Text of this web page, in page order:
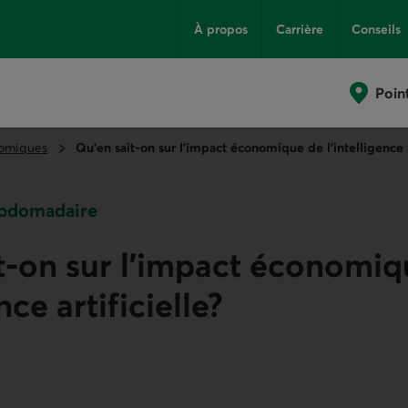
À propos Carrière Conseils
Qu’en sait-on sur l’impact économique de
on sur l’impact
artificielle?